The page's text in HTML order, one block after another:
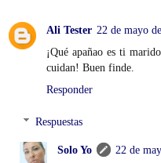
Ali Tester 22 de mayo
¡Qué apañao es ti
cuidan! Buen finde.
Responder
Respuestas
Solo Yo
22 de